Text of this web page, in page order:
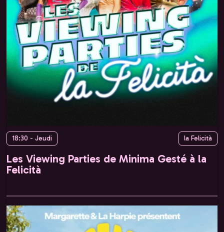
18:30 - Jeudi la Felicità
Les Viewing Parties de Minima Gesté à la
Felicità